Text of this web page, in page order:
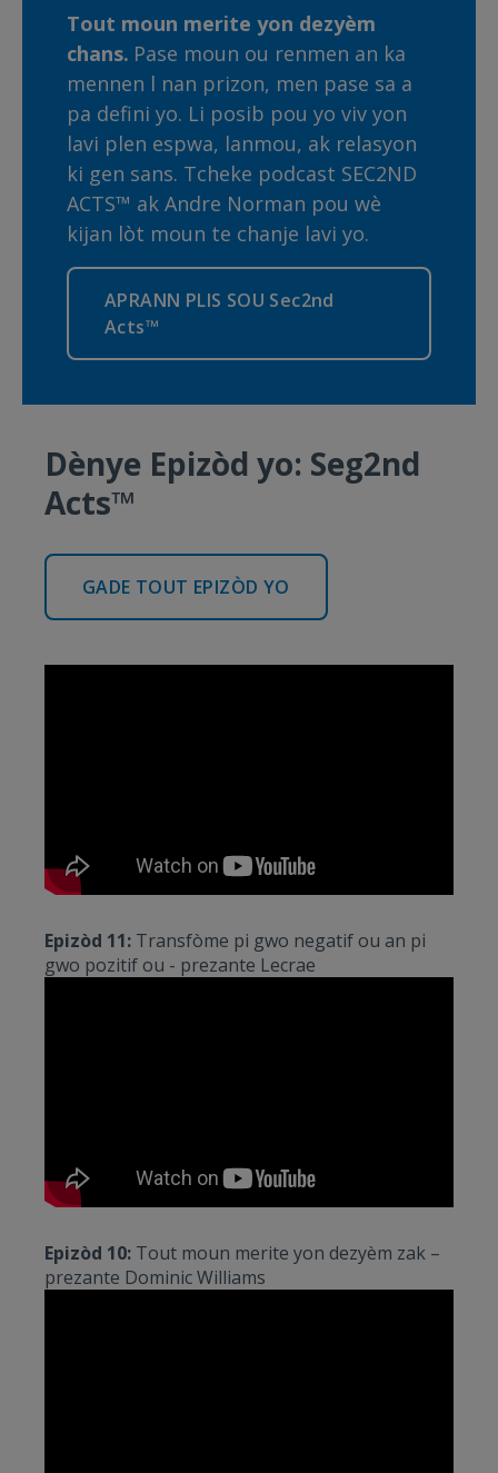
Tout moun merite yon dezyèm
chans. Pase moun ou renmen an ka
mennen l nan prizon, men pase sa a
pa defini yo. Li posib pou yo viv yon
lavi plen espwa, lanmou, ak relasyon
ki gen sans. Tcheke podcast SEC2ND
ACTS™ ak Andre Norman pou wè
kijan lòt moun te chanje lavi yo.
APRANN PLIS SOU Sec2nd
Acts™
Dènye Epizòd yo: Seg2nd
Acts™
GADE TOUT EPIZÒD YO
Epizòd 11: Transfòme pi gwo negatif ou an pi
gwo pozitif ou - prezante Lecrae
Epizòd 10: Tout moun merite yon dezyèm zak –
prezante Dominic Williams